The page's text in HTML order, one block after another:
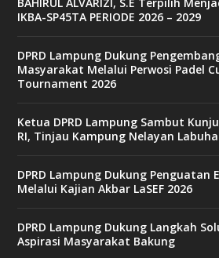
IKBA-SP45TA PERIODE 2026 – 2029
DPRD Lampung Dukung
Masyarakat Melalui Perwosi Padel
Tournament 2026
Ketua DPRD Lampung Sambut
RI, Tinjau Kampung Nelayan
DPRD Lampung Dukung Penguatan
Melalui Kajian Akbar LaSEF 2026
DPRD Lampung Dukung Langkah
Aspirasi Masyarakat Bakung